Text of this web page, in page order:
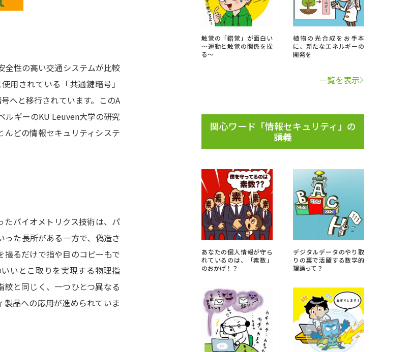
大学検索
大学で学べる内容や特徴を調べる
新増設大学・学部・学科特集
データサイエンス特集
進路の３択
新学年スタート号特集ページ（高3生用）
新学年スタート号特集ページ（高2生用）
実施プログラムから探す
来場型・Web型イベント特集
受験準備 資料検索
先輩が入学を決めた理由
全性の高い交通システムが比較
用されている「共通鍵暗号」
へと移行されています。このA
ルギーのKU Leuven大学の研究
どの情報セキュリティシステ
たバイオメトリクス技術は、パ
た長所がある一方で、偽造さ
るだけで指や目のコピーもで
いとこ取りを実現する物理指
と同じく、一つひとつ異なる
品への応用が進められていま
触覚の「錯覚」が面白い
～運動と触覚の関係を探
る～
植物の光合成をお手本
に、新たなエネルギーの
開発を
一覧を表示
関心ワード「情報セキュリティ」の
講義
あなたの個人情報が守ら
れているのは、「素数」
のおかげ！？
デジタルデータのやり取
りの裏で活躍する数学的
理論って？